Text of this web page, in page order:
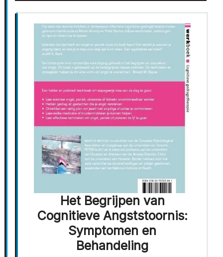
Het Begrijpen van
Cognitieve Angststoornis:
Symptomen en
Behandeling